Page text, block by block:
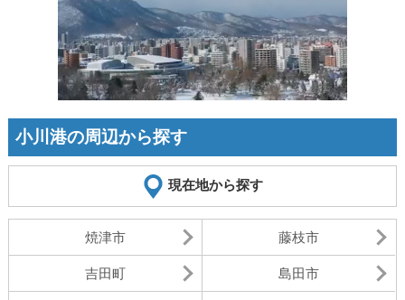
小川港の周辺から探す
現在地から探す
焼津市 藤枝市
吉田町 島田市